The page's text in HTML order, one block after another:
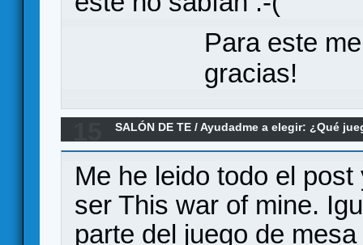
Para este
gracias!
SALÓN DE TE /Ayudadme a elegir: ¿Qué
Me he leido todo el
ser This war of mine.
parte del juego de